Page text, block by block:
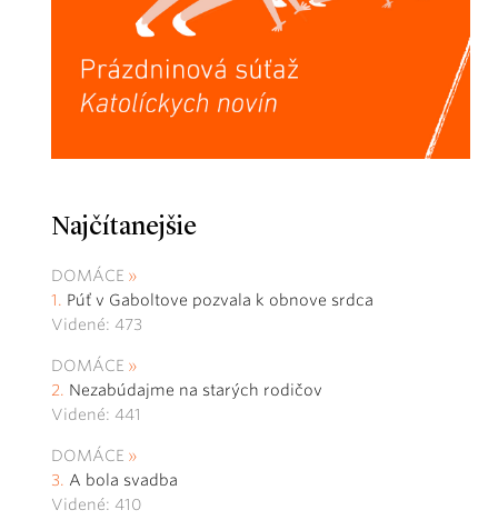
Najčítanejšie
DOMÁCE
Púť v Gaboltove pozvala k obnove srdca
Videné: 473
DOMÁCE
Nezabúdajme na starých rodičov
Videné: 441
DOMÁCE
A bola svadba
Videné: 410